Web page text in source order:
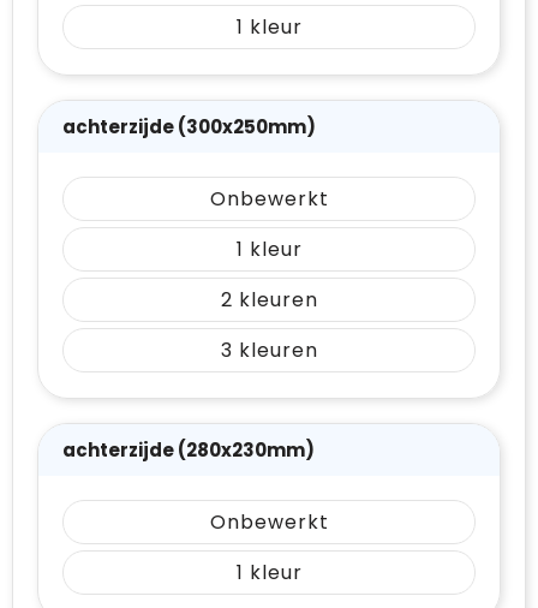
1
achterzijde (300x250mm)
Onbewerkt
1
2
3
achterzijde (280x230mm)
Onbewerkt
1